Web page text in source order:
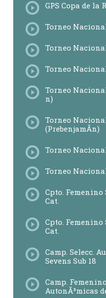
GPS Copa de la
Torneo
Torneo
Torneo
Torneo
n)
Torneo
(PrebenjamÃ­n)
Torneo
Torneo
Cpto. Femenino
Cat.
Cpto. Femenino
Cat.
Camp. Selecc.
Sevens Sub 18
Camp.
AutonÃ³micas